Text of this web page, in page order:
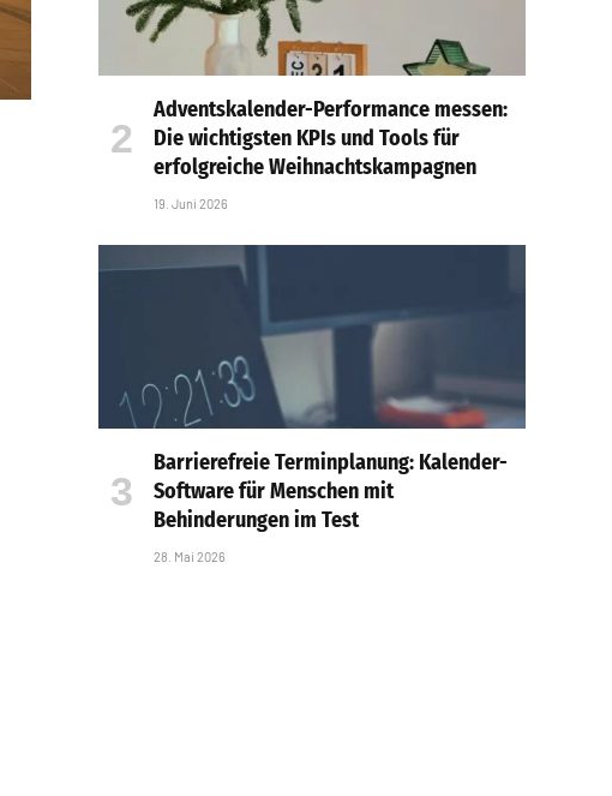
Adventskalender-Performance messen:
Die wichtigsten KPIs und Tools für
erfolgreiche Weihnachtskampagnen
19. Juni 2026
Barrierefreie Terminplanung: Kalender-
Software für Menschen mit
Behinderungen im Test
28. Mai 2026